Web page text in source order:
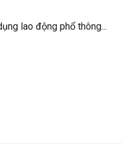
lao động phổ thông...